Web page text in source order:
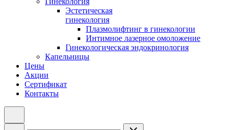
Эстетическая
гинекология
Плазмолифтинг в гинекологии
Интимное лазерное омоложение
Гинекологическая эндокринология
Капельницы
Цены
Акции
Сертификат
Контакты